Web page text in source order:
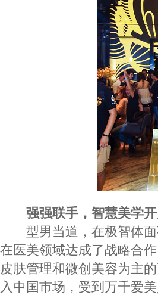
强强联手，智慧美学开
型男当道，在极智体面
在医美领域达成了战略合
皮肤管理和微创美容为主
入中国市场，受到万千爱